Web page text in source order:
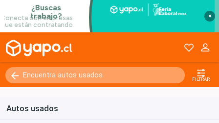
×
FILTRAR
Autos usados